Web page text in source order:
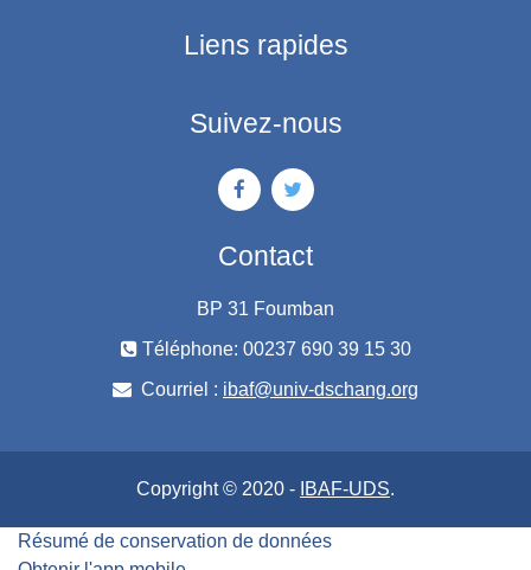
Liens rapides
Suivez-nous
Contact
BP 31 Foumban
Téléphone: 00237 690 39 15 30
Courriel : ibaf@univ-dschang.org
Copyright © 2020 - IBAF-UDS.
Résumé de conservation de données